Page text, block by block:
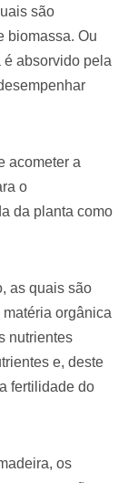
são
biomassa. Ou
é absorvido pela
acometer a
o
da planta como
as quais são
orgânica
nutrientes
e, deste
fertilidade do
os